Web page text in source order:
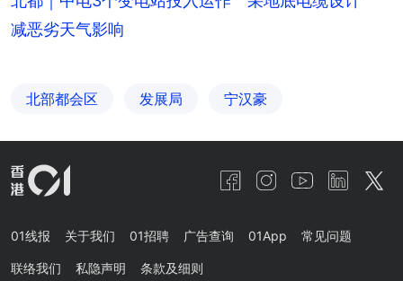
减恶劣天气影响
北部都会区 发展局 宁汉豪
01线报 关于我们 01招聘 广告查询 01App 常见问题
联络我们 私隐声明 条款及细则